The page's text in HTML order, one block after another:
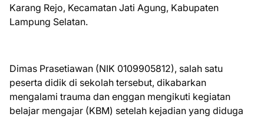
Karang Rejo, Kecamatan Jati Agung, Kabupaten
Lampung Selatan.
Dimas Prasetiawan (NIK 0109905812), salah satu
peserta didik di sekolah tersebut, dikabarkan
mengalami trauma dan enggan mengikuti kegiatan
belajar mengajar (KBM) setelah kejadian yang diduga